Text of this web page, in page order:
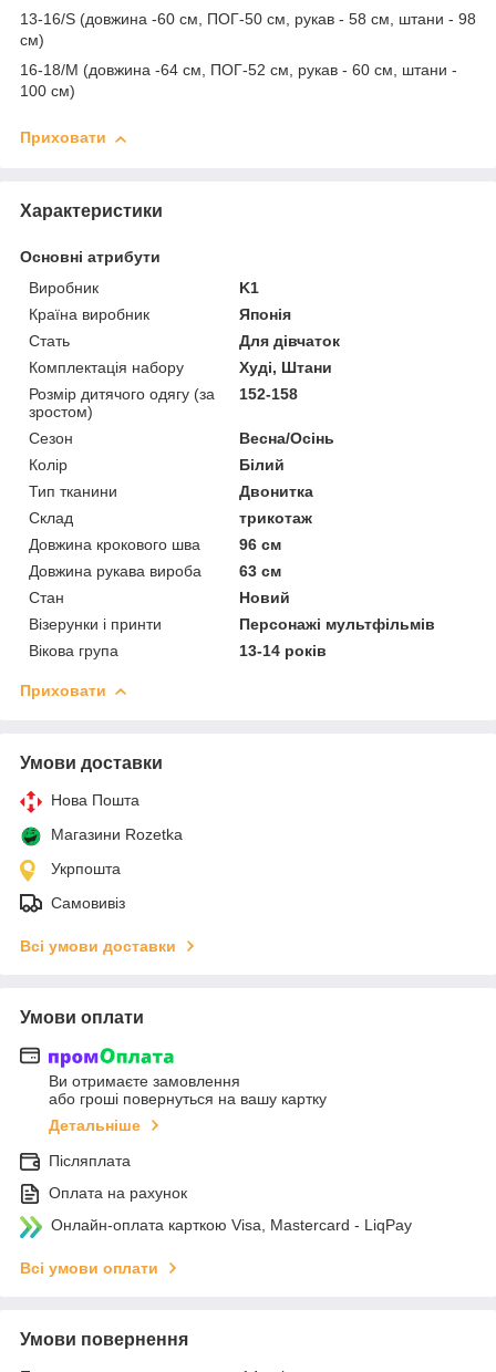
13-16/S (довжина -60 см, ПОГ-50 см, рукав - 58 см, штани - 98
см)
16-18/M (довжина -64 см, ПОГ-52 см, рукав - 60 см, штани -
100 см)
Приховати
Характеристики
Основні атрибути
Виробник
K1
Країна виробник
Японія
Стать
Для дівчаток
Комплектація набору
Худі, Штани
Розмір дитячого одягу (за
зростом)
152-158
Сезон
Весна/Осінь
Колір
Білий
Тип тканини
Двонитка
Склад
трикотаж
Довжина крокового шва
96 см
Довжина рукава вироба
63 см
Стан
Новий
Візерунки і принти
Персонажі мультфільмів
Вікова група
13-14 років
Приховати
Умови доставки
Нова Пошта
Магазини Rozetka
Укрпошта
Самовивіз
Всі умови доставки
Умови оплати
Ви отримаєте замовлення
або гроші повернуться на вашу картку
Детальніше
Післяплата
Оплата на рахунок
Онлайн-оплата карткою Visa, Mastercard - LiqPay
Всі умови оплати
Умови повернення